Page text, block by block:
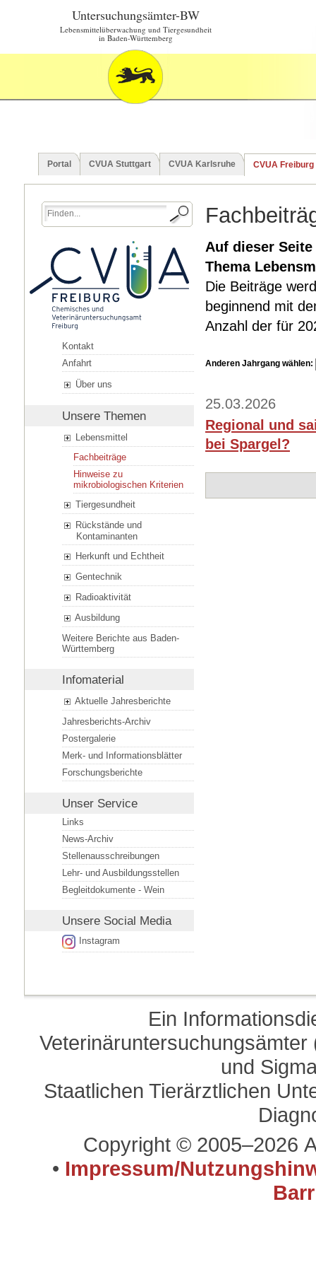
Untersuchungsämter-BW
Lebensmittelüberwachung und Tiergesundheit
in Baden-Württemberg
Portal CVUA Stuttgart CVUA Karlsruhe CVUA Freiburg
Kontakt
Anfahrt
Über uns
Unsere Themen
Lebensmittel
Fachbeiträge
Hinweise zu
mikrobiologischen Kriterien
Tiergesundheit
Rückstände und
Kontaminanten
Herkunft und Echtheit
Gentechnik
Radioaktivität
Ausbildung
Weitere Berichte aus Baden-
Württemberg
Infomaterial
Aktuelle Jahresberichte
Jahresberichts-Archiv
Postergalerie
Merk- und Informationsblätter
Forschungsberichte
Unser Service
Links
News-Archiv
Stellenausschreibungen
Lehr- und Ausbildungsstellen
Begleitdokumente - Wein
Unsere Social Media
Instagram
Auf dieser
Thema
Die Beiträge
beginnend mit
Anzahl der für
Anderen Jahrgang wählen:
25.03.2026
Regional und
bei Spargel?
Ein
und
Staatlichen Tierärztlichen
Copyright © 2005–2026
• Impressum/